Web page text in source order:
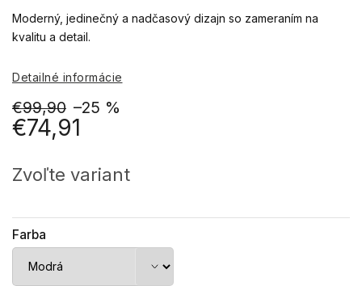
€99,90 –25 %
€74,91
cena:
Zvoľte variant
Farba
Moderný, jedinečný a nadčasový dizajn so zameraním na
kvalitu a detail.
Detailné informácie